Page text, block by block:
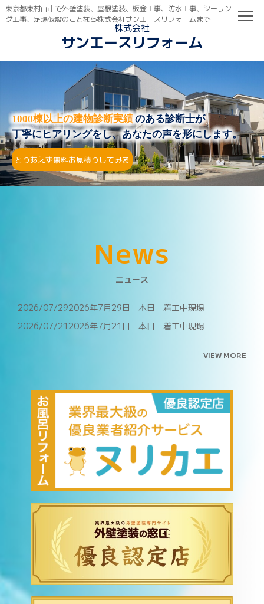
東京都東村山市で外壁塗装、屋根塗装、板金工事、防水工事、シーリン
グ工事、足場仮設のことなら株式会社サンエースリフォームまで
株式会社
サンエースリフォーム
ご依頼の流れ
ニュース
採用情報
正しい業者の選び方
ZOOM打ち合わせ
CLOSED : 年末年始
042-398-1717
※営業電話はお控えください。
1000棟以上の建物診断実績のある診断士が
丁寧にヒアリングをし、あなたの声を形にします。
とりあえず無料お見積りしてみる
News
ニュース
2026/07/292026年7月29日 本日 着工中現場
2026/07/21 2026年7月21日 本日 着工中現場
VIEW MORE